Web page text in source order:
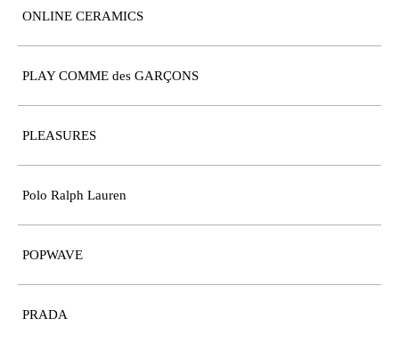
ONLINE CERAMICS
PLAY COMME des GARÇONS
PLEASURES
Polo Ralph Lauren
POPWAVE
PRADA